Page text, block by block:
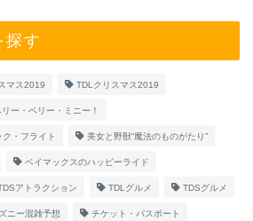
探す
マス2019 TDLクリスマス2019
リー・ベリー・ミニー！
・フライト 美女と野獣“魔法のものがたり”
ベイマックスのハッピーライド
アトラクション TDLグルメ TDSグルメ
ニー混雑予想 チケット・パスポート